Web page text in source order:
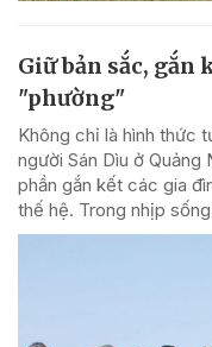
Giữ bản sắc,
"phường"
Không chỉ là hình thức
người Sán Dìu ở
phần gắn kết các gia
thế hệ. Trong nhịp